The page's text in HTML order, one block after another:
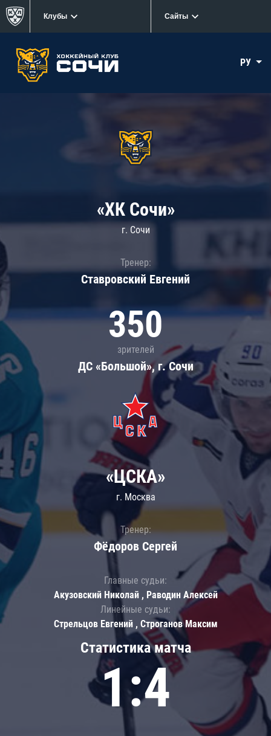
Клубы Сайты
РУ
«ХК Сочи»
г. Сочи
Тренер:
Ставровский Евгений
350
зрителей
ДС «Большой», г. Сочи
Статистика матча
1:4
«ЦСКА»
г. Москва
Тренер:
Фёдоров Сергей
Главные судьи:
Акузовский Николай , Раводин Алексей
Линейные судьи:
Стрельцов Евгений , Строганов Максим